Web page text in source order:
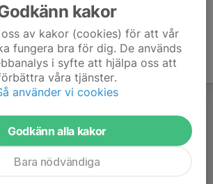
kakor
av kakor (cookies) för att vår
fungera bra för dig. De används
i syfte att hjälpa oss att
våra tjänster.
använder vi cookies
Godkänn alla kakor
Bara nödvändiga